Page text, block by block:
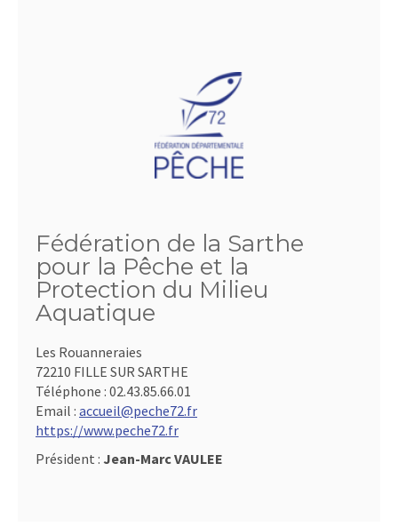
Fédération de la Sarthe
pour la Pêche et la
Protection du Milieu
Aquatique
Les Rouanneraies
72210 FILLE SUR SARTHE
Téléphone : 02.43.85.66.01
Email : accueil@peche72.fr
https://www.peche72.fr
Président : Jean-Marc VAULEE